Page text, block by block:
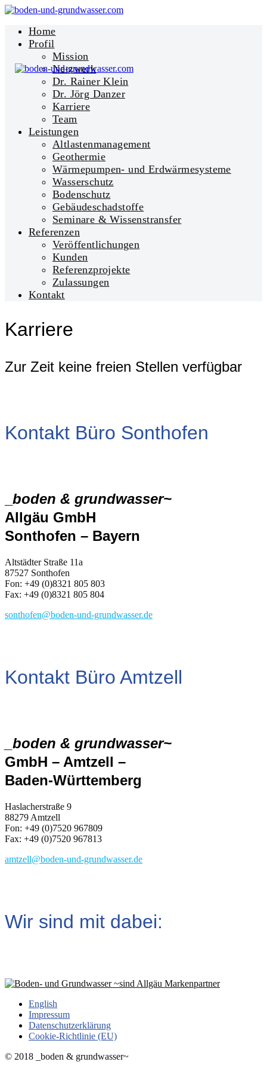
Home
Profil
Mission
Netzwerk
Dr. Rainer Klein
Dr. Jörg Danzer
Karriere
Team
Leistungen
Altlastenmanagement
Geothermie
Wärmepumpen- und Erdwärmesysteme
Wasserschutz
Bodenschutz
Gebäudeschadstoffe
Seminare & Wissenstransfer
Referenzen
Veröffentlichungen
Kunden
Referenzprojekte
Zulassungen
Kontakt
Karriere
Zur Zeit keine freien Stellen verfügbar
Kontakt Büro Sonthofen
boden & grundwasser~
Allgäu GmbH
Sonthofen – Bayern
Altstädter Straße 11a
87527 Sonthofen
Fon: +49 (0)8321 805 803
Fax: +49 (0)8321 805 804
sonthofen@boden-und-grundwasser.de
Kontakt Büro Amtzell
_boden & grundwasser~
GmbH – Amtzell –
Baden-Württemberg
Haslacherstraße 9
88279 Amtzell
Fon: +49 (0)7520 967809
Fax: +49 (0)7520 967813
amtzell@boden-und-grundwasser.de
Wir sind mit dabei:
English
Impressum
Datenschutz­erklärung
Cookie-Richtlinie (EU)
© 2018 _boden & grundwasser~